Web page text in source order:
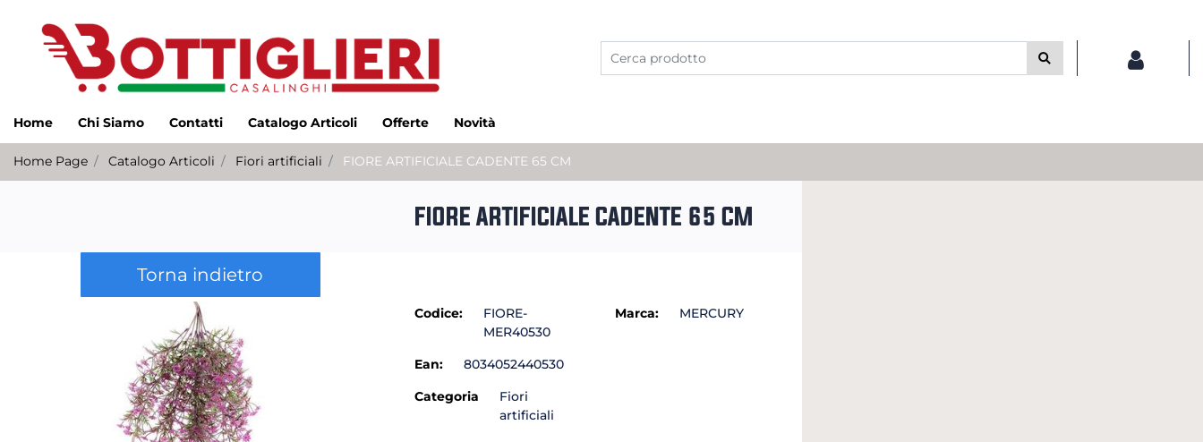
Home Chi Siamo Contatti Catalogo Articoli Offerte Novità
Home Page Catalogo Articoli Fiori artificiali FIORE ARTIFICIALE CADENTE 65 CM
Torna indietro
FIORE ARTIFICIALE CADENTE 65 CM
Codice:
FIORE-
MER40530
Ean:
8034052440530
Categoria
Fiori
artificiali
Marca: MERCURY